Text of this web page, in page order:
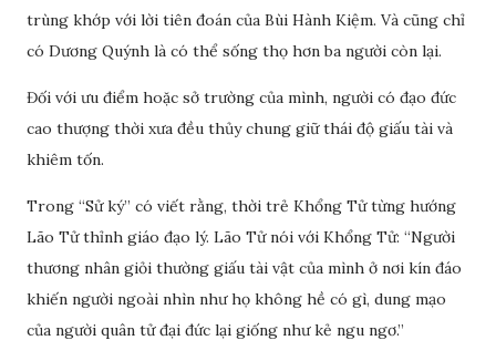
trùng khớp với lời tiên đoán của Bùi Hành Kiệm. Và cũng chỉ
có Dương Quýnh là có thể sống thọ hơn ba người còn lại.
Đối với ưu điểm hoặc sở trường của mình, người có đạo đức
cao thượng thời xưa đều thủy chung giữ thái độ giấu tài và
khiêm tốn.
Trong “Sử ký” có viết rằng, thời trẻ Khổng Tử từng hướng
Lão Tử thỉnh giáo đạo lý. Lão Tử nói với Khổng Tử: “Người
thương nhân giỏi thường giấu tài vật của mình ở nơi kín đáo
khiến người ngoài nhìn như họ không hề có gì, dung mạo
của người quân tử đại đức lại giống như kẻ ngu ngơ.”